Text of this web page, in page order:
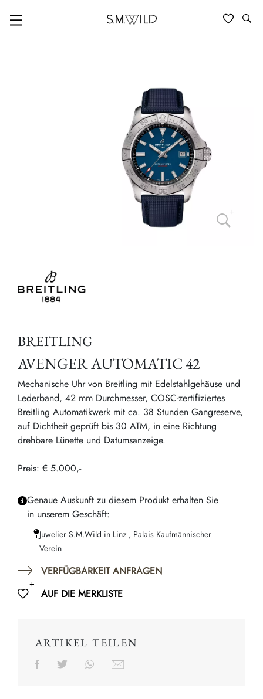
BREITLING
AVENGER AUTOMATIC 42
Mechanische Uhr von Breitling mit Edelstahlgehäuse und
Lederband, 42 mm Durchmesser, COSC-zertifiziertes
Breitling Automatikwerk mit ca. 38 Stunden Gangreserve,
auf Dichtheit geprüft bis 30 ATM, in eine Richtung
drehbare Lünette und Datumsanzeige.
Preis: € 5.000,-
Genaue Auskunft zu diesem Produkt erhalten Sie
in unserem Geschäft:
Juwelier S.M.Wild in Linz , Palais Kaufmännischer
Verein
VERFÜGBARKEIT ANFRAGEN
AUF DIE MERKLISTE
ARTIKEL TEILEN